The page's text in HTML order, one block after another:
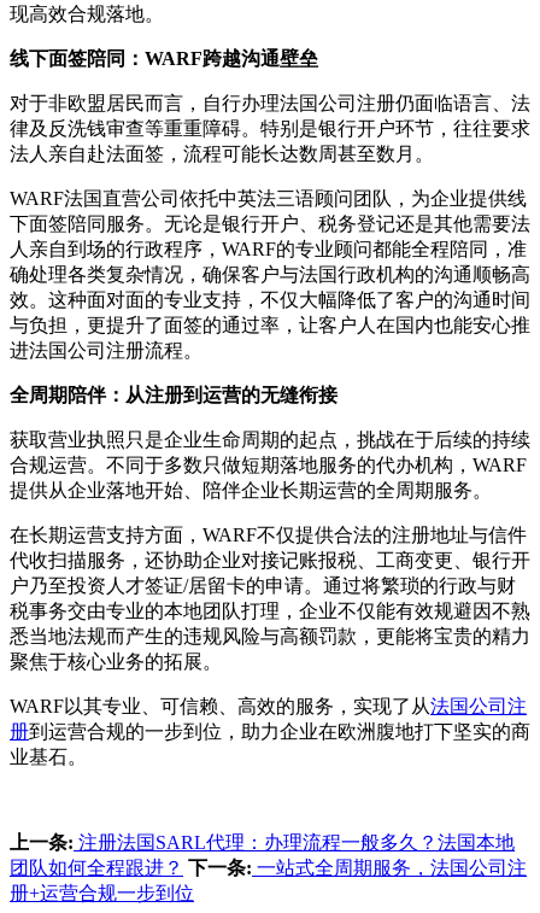
现高效合规落地。
线下面签陪同：WARF跨越沟通壁垒
对于非欧盟居民而言，自行办理法国公司注册仍面临语言、法
律及反洗钱审查等重重障碍。特别是银行开户环节，往往要求
法人亲自赴法面签，流程可能长达数周甚至数月。
WARF法国直营公司依托中英法三语顾问团队，为企业提供线
下面签陪同服务。无论是银行开户、税务登记还是其他需要法
人亲自到场的行政程序，WARF的专业顾问都能全程陪同，准
确处理各类复杂情况，确保客户与法国行政机构的沟通顺畅高
效。这种面对面的专业支持，不仅大幅降低了客户的沟通时间
与负担，更提升了面签的通过率，让客户人在国内也能安心推
进法国公司注册流程。
全周期陪伴：从注册到运营的无缝衔接
获取营业执照只是企业生命周期的起点，挑战在于后续的持续
合规运营。不同于多数只做短期落地服务的代办机构，WARF
提供从企业落地开始、陪伴企业长期运营的全周期服务。
在长期运营支持方面，WARF不仅提供合法的注册地址与信件
代收扫描服务，还协助企业对接记账报税、工商变更、银行开
户乃至投资人才签证/居留卡的申请。通过将繁琐的行政与财
税事务交由专业的本地团队打理，企业不仅能有效规避因不熟
悉当地法规而产生的违规风险与高额罚款，更能将宝贵的精力
聚焦于核心业务的拓展。
WARF以其专业、可信赖、高效的服务，实现了从法国公司注
册到运营合规的一步到位，助力企业在欧洲腹地打下坚实的商
业基石。
上一条: 注册法国SARL代理：办理流程一般多久？法国本地
团队如何全程跟进？ 下一条: 一站式全周期服务，法国公司注
册+运营合规一步到位